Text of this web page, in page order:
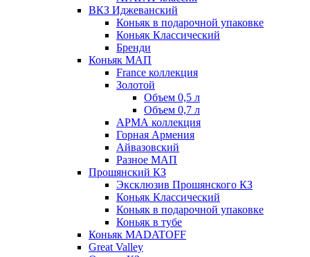
ВКЗ Иджеванский
Коньяк в подарочной упаковке
Коньяк Классический
Бренди
Коньяк МАП
France коллекция
Золотой
Объем 0,5 л
Объем 0,7 л
АРМА коллекция
Горная Армения
Айвазовский
Разное МАП
Прошянский КЗ
Эксклюзив Прошянского КЗ
Коньяк Классический
Коньяк в подарочной упаковке
Коньяк в тубе
Коньяк MADATOFF
Great Valley